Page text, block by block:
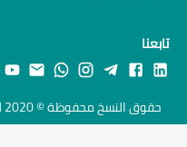
تابعنا
حقوق النسخ محفوظة © 2020 لدى